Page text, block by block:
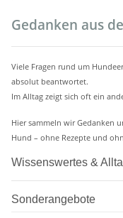
Gedanken aus
Viele Fragen rund um
absolut beantwortet.
Im Alltag zeigt sich oft ein
Hier sammeln wir Gedanken
Hund – ohne Rezepte und
Wissenswertes &
Sonderangebote